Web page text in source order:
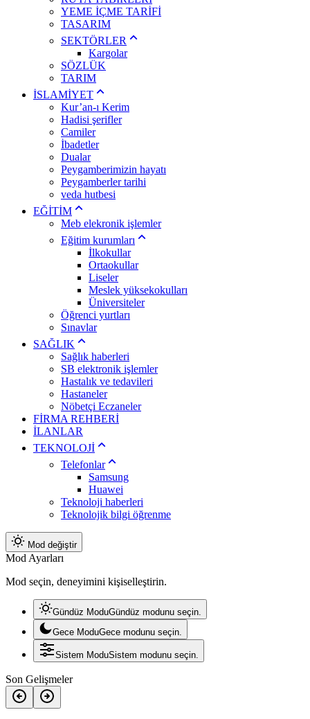
YEME İÇME TARİFİ
TASARIM
SEKTÖRLER
Kargolar
SÖZLÜK
TARIM
İSLAMİYET
Kur’an-ı Kerim
Hadisi şerifler
Camiler
İbadetler
Dualar
Peygamberimizin hayatı
Peygamberler tarihi
veda hutbesi
EĞİTİM
Meb elekronik işlemler
Eğitim kurumları
İlkokullar
Ortaokullar
Liseler
Meslek yüksekokulları
Üniversiteler
Öğrenci yurtları
Sınavlar
SAĞLIK
Sağlık haberleri
SB elektronik işlemler
Hastalık ve tedavileri
Hastaneler
Nöbetçi Eczaneler
FİRMA REHBERİ
İLANLAR
TEKNOLOJİ
Telefonlar
Samsung
Huawei
Teknoloji haberleri
Teknolojik bilgi öğrenme
Mod değiştir
Mod Ayarları
Mod seçin, deneyimini kişiselleştirin.
Gündüz ModuGündüz modunu seçin.
Gece ModuGece modunu seçin.
Sistem ModuSistem modunu seçin.
Son Gelişmeler